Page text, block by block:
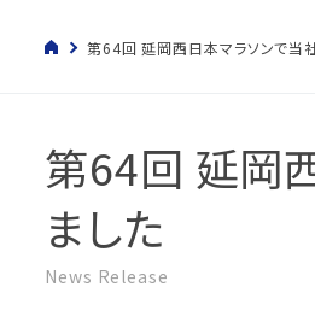
管材システム事業
樹脂事業
旭有機材の歴史
沿革
製品情報
カタログ
製品カタログ
お客様の声
ソリューション
お客様の声
トップメッセージ
事業等のリスク
コーポレート・ガバナンスにつ
いて
決算短信
有価証券報告書
株式の状況
株主還元
旭有機材グループ
サステナビリティ基本方針
SDGsへの寄与
環境マネジメント
気候変動への取り組み
人的資本経営の推進
人権の尊重
コーポレートガバナンスについ
第64回 延岡西日本マラソンで当
第64回 延岡
ました
News Release